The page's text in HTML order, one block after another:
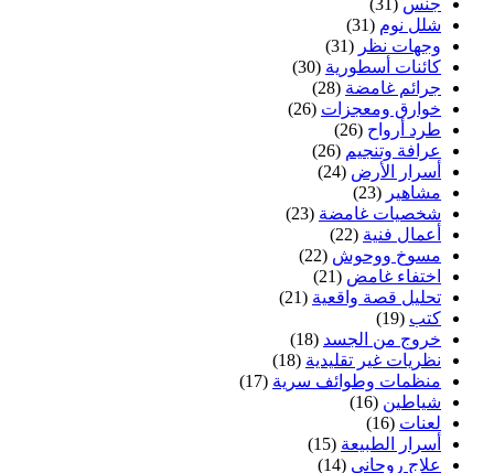
جنس (31)
شلل نوم (31)
وجهات نظر (31)
كائنات أسطورية (30)
جرائم غامضة (28)
خوارق ومعجزات (26)
طرد أرواح (26)
عرافة وتنجيم (26)
أسرار الأرض (24)
مشاهير (23)
شخصيات غامضة (23)
أعمال فنية (22)
مسوخ ووحوش (22)
اختفاء غامض (21)
تحليل قصة واقعية (21)
كتب (19)
خروج من الجسد (18)
نظريات غير تقليدية (18)
منظمات وطوائف سرية (17)
شياطين (16)
لعنات (16)
أسرار الطبيعة (15)
علاج روحاني (14)